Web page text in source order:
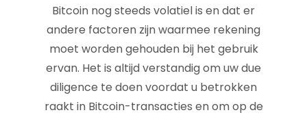
Bitcoin nog steeds volatiel is en dat er
andere factoren zijn waarmee rekening
moet worden gehouden bij het gebruik
ervan. Het is altijd verstandig om uw due
diligence te doen voordat u betrokken
raakt in Bitcoin-transacties en om op de